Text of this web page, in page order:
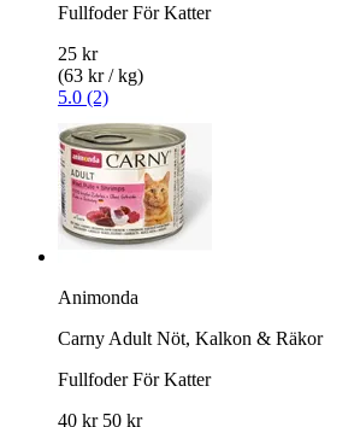
Fullfoder För Katter
25 kr
(63 kr / kg)
5.0 (2)
Animonda
Carny Adult Nöt, Kalkon & Räkor
Fullfoder För Katter
40 kr 50 kr